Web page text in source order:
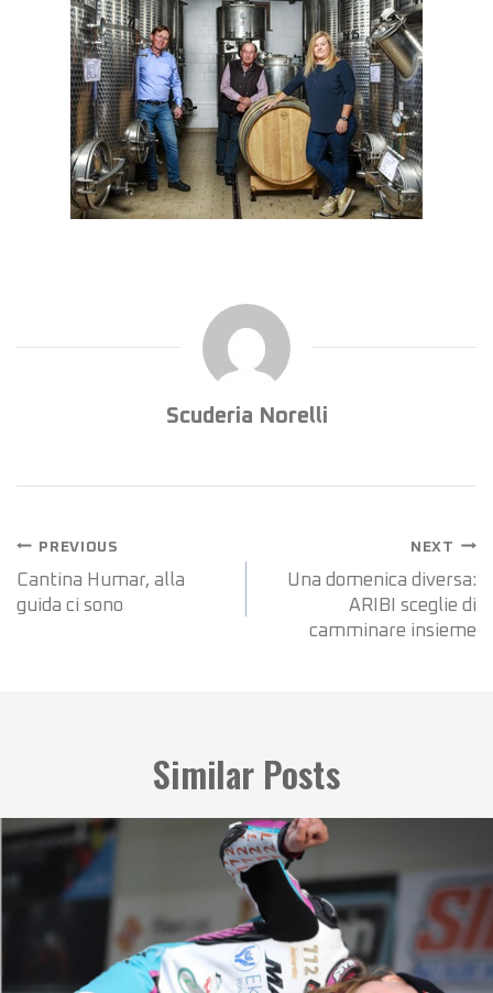
Scuderia Norelli
PREVIOUS
Cantina Humar, alla
guida ci sono
NEXT
Una domenica diversa:
ARIBI sceglie di
camminare insieme
Similar Posts